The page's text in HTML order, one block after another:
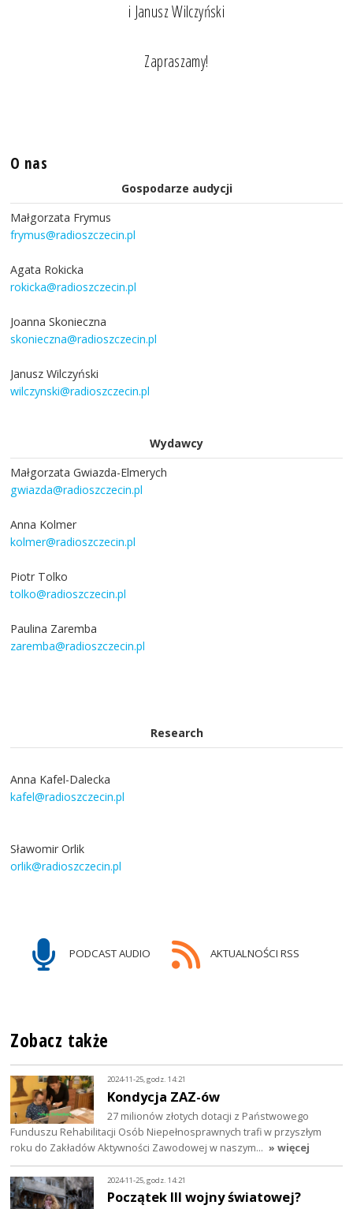
i Janusz Wilczyński
Zapraszamy!
O nas
Gospodarze audycji
Małgorzata Frymus
frymus@radioszczecin.pl
Agata Rokicka
rokicka@radioszczecin.pl
Joanna Skonieczna
skonieczna@radioszczecin.pl
Janusz Wilczyński
wilczynski@radioszczecin.pl
Wydawcy
Małgorzata Gwiazda-Elmerych
gwiazda@radioszczecin.pl
Anna Kolmer
kolmer@radioszczecin.pl
Piotr Tolko
tolko@radioszczecin.pl
Paulina Zaremba
zaremba@radioszczecin.pl
Research
Anna Kafel-Dalecka
kafel@radioszczecin.pl
Sławomir Orlik
orlik@radioszczecin.pl
PODCAST AUDIO AKTUALNOŚCI RSS
Zobacz także
2024-11-25, godz. 14:21
Kondycja ZAZ-ów
27 milionów złotych dotacji z Państwowego
Funduszu Rehabilitacji Osób Niepełnosprawnych trafi w przyszłym
roku do Zakładów Aktywności Zawodowej w naszym… » więcej
2024-11-25, godz. 14:21
Początek III wojny światowej?